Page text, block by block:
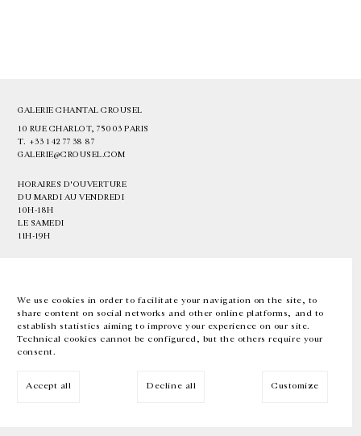
We use cookies in order to facilitate your navigation on the site, to
share content on social networks and other online platforms, and to
establish statistics aiming to improve your experience on our site.
Technical cookies cannot be configured, but the others require your
consent.
Accept all Decline all Customize
GALERIE CHANTAL CROUSEL
10 RUE CHARLOT, 75003 PARIS
T. +33 1 42 77 38 87
GALERIE@CROUSEL.COM
HORAIRES D'OUVERTURE
DU MARDI AU VENDREDI
10H-18H
LE SAMEDI
11H-19H
EN FR 中文 Facebook Instagram
Inscrivez-vous à notre newsletter